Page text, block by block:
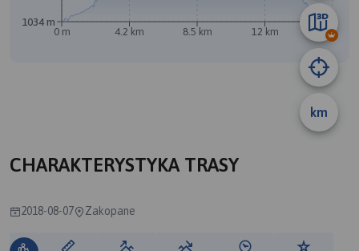
km
0 m 4.2 km 8.5 km 12 km 17 km
1034 m
CHARAKTERYSTYKA TRASY
2018-08-07 Zakopane